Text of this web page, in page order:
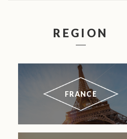
REGION
FRANCE